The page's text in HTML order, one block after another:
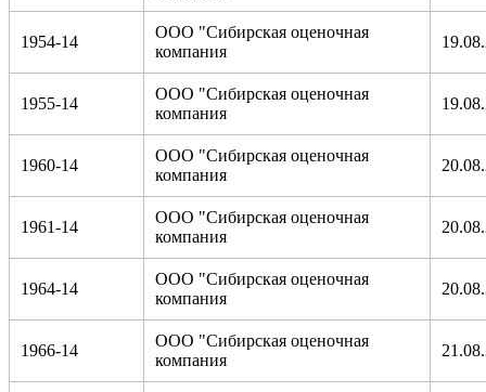
1954-14
ООО "Сибирская оценочная
компания
1955-14
ООО "Сибирская оценочная
компания
1960-14
ООО "Сибирская оценочная
компания
1961-14
ООО "Сибирская оценочная
компания
1964-14
ООО "Сибирская оценочная
компания
1966-14
ООО "Сибирская оценочная
компания